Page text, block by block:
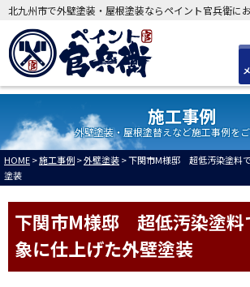
北九州市で外壁塗装・屋根塗装ならペイント官兵衛に
施工事例
外壁塗装・屋根塗替えなど施工事例を
HOME>施工事例>外壁塗装>下関市M様邸 超低汚染塗料
塗装
下関市M様邸 超低汚染塗料
象に仕上げた外壁塗装